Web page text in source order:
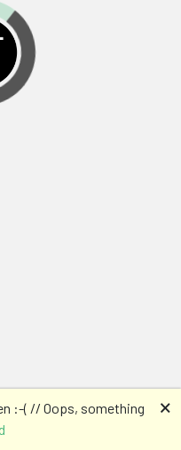
:-( // Oops, something
🗙